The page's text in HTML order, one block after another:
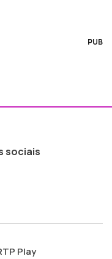
PUB
sociais
ao
Play